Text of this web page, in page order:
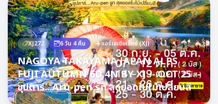
XJ272 6วัน 4 คืน แอร์เอเชียเอ็กซ์(XJ)
NAGOYA TAKAYAMA JAPAN ALPS
FUJI AUTUMN 6D 4N BY XJ -- OCT'25 --
ซุปตาร์...Aru-pen รูท สุดยอดใบไม้เปลี่ยนสี